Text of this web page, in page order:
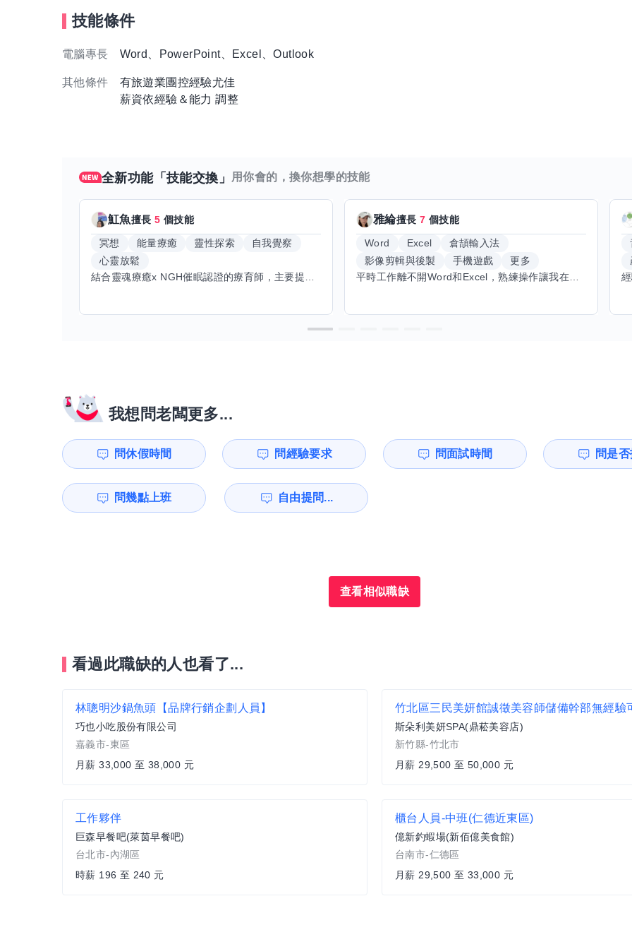
技能條件
電腦專長 Word、PowerPoint、Excel、Outlook
其他條件
有旅遊業團控經驗尤佳
薪資依經驗＆能力 調整
全新功能「技能交換」 用你會的，換你想學的技能
魟魚擅長5 個技能
冥想 能量療癒 靈性探索
自我覺察
心靈放鬆
結合靈魂療癒x NGH催眠認證的療育師，主要提供潛意識探索和靈魂導向的催眠療育。你會全程100%清醒跟我對話。
雅綸擅長7 個技能
Word Excel
倉頡輸入法
影像剪輯與後製
手機遊戲
更多
平時工作離不開Word和Excel，熟練操作讓我在文件整理和數據處理上都得心應手，還能用倉頡輸入法快速打字。近期想挑戰英文學習，希望能透過交換技能一起進步！如果你英文流利，需要中文或電腦技巧輔助，歡迎找我搭檔，咱們一起歡樂學習，互相激勵，成為彼此的學習小夥伴！
我想問老闆更多...
問休假時間 問經驗要求 問面試時間 問是
問幾點上班 自由提問...
查看相似職缺
看過此職缺的人也看了...
林聰明沙鍋魚頭【品牌行銷企劃人員】
巧也小吃股份有限公司
嘉義市-東區
月薪 33,000 至 38,000 元
竹北區三民美妍館誠徵美容師儲備幹部無經驗
斯朵利美妍SPA(鼎菘美容店)
新竹縣-竹北市
月薪 29,500 至 50,000 元
工作夥伴
巨森早餐吧(萊茵早餐吧)
台北市-內湖區
時薪 196 至 240 元
櫃台人員-中班(仁德近東區)
億新釣蝦場(新佰億美食館)
台南市-仁德區
月薪 29,500 至 33,000 元